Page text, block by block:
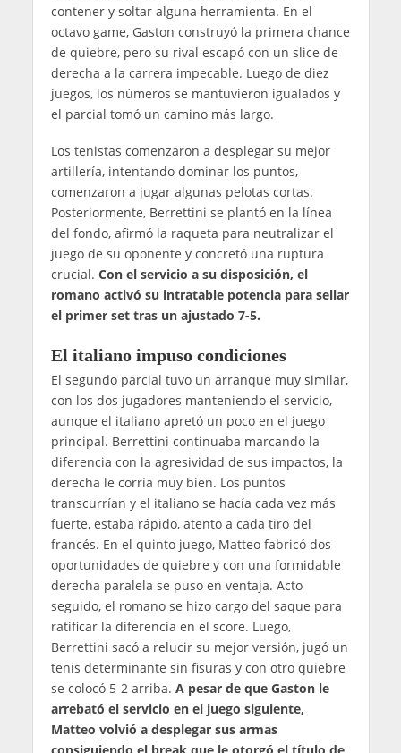
contener y soltar alguna herramienta. En el
octavo game, Gaston construyó la primera chance
de quiebre, pero su rival escapó con un slice de
derecha a la carrera impecable. Luego de diez
juegos, los números se mantuvieron igualados y
el parcial tomó un camino más largo.
Los tenistas comenzaron a desplegar su mejor
artillería, intentando dominar los puntos,
comenzaron a jugar algunas pelotas cortas.
Posteriormente, Berrettini se plantó en la línea
del fondo, afirmó la raqueta para neutralizar el
juego de su oponente y concretó una ruptura
crucial. Con el servicio a su disposición, el
romano activó su intratable potencia para sellar
el primer set tras un ajustado 7-5.
El italiano impuso condiciones
El segundo parcial tuvo un arranque muy similar,
con los dos jugadores manteniendo el servicio,
aunque el italiano apretó un poco en el juego
principal. Berrettini continuaba marcando la
diferencia con la agresividad de sus impactos, la
derecha le corría muy bien. Los puntos
transcurrían y el italiano se hacía cada vez más
fuerte, estaba rápido, atento a cada tiro del
francés. En el quinto juego, Matteo fabricó dos
oportunidades de quiebre y con una formidable
derecha paralela se puso en ventaja. Acto
seguido, el romano se hizo cargo del saque para
ratificar la diferencia en el score. Luego,
Berrettini sacó a relucir su mejor versión, jugó un
tenis determinante sin fisuras y con otro quiebre
se colocó 5-2 arriba. A pesar de que Gaston le
arrebató el servicio en el juego siguiente,
Matteo volvió a desplegar sus armas